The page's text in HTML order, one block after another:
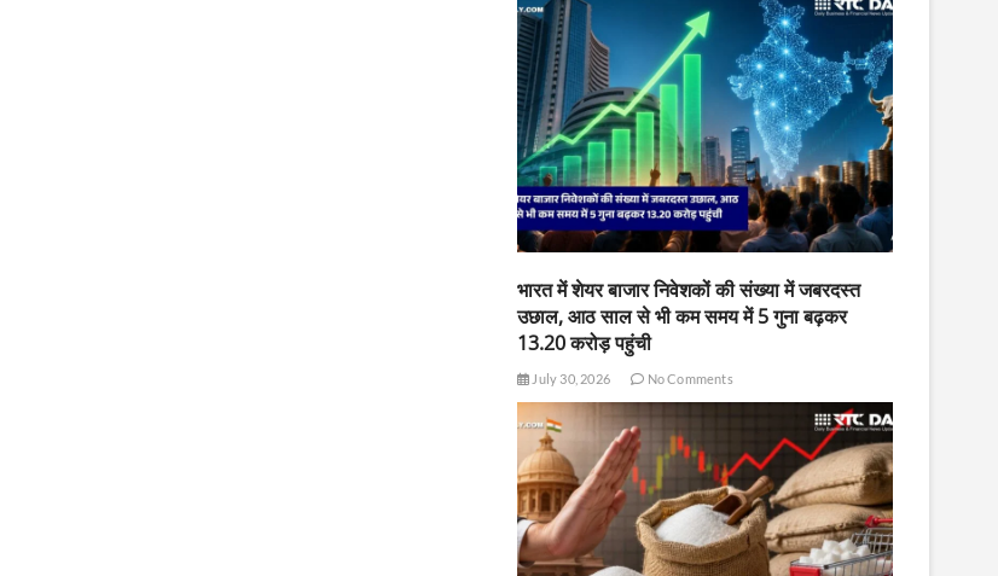
भारत में शेयर बाजार निवेशकों की संख्या में जबरदस्त
उछाल, आठ साल से भी कम समय में 5 गुना बढ़कर
13.20 करोड़ पहुंची
July 30, 2026 No Comments